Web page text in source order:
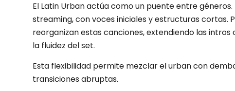
El Latin Urban actúa como un puente entre
streaming, con voces iniciales y estructuras cortas.
reorganizan estas canciones, extendiendo las
la fluidez del set.
Esta flexibilidad permite mezclar el urban con
transiciones abruptas.